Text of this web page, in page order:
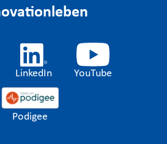
LinkedIn YouTube
Podigee